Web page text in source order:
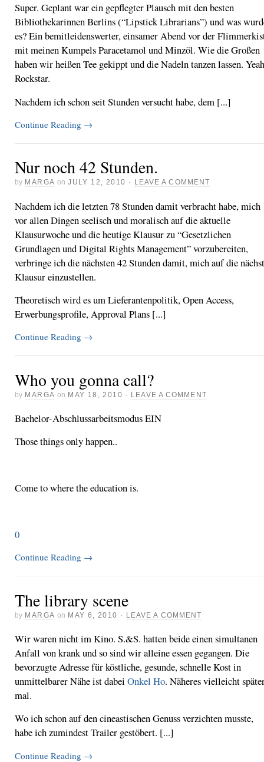
Super. Geplant war ein gepflegter Plausch mit den besten
Bibliothekarinnen Berlins (“Lipstick Librarians”) und was
es? Ein bemitleidenswerter, einsamer Abend vor der
mit meinen Kumpels Paracetamol und Minzöl. Wie die Großen
haben wir heißen Tee gekippt und die Nadeln tanzen lassen.
Rockstar.
Nachdem ich schon seit Stunden versucht habe, dem [...]
Continue Reading →
Nur noch 42 Stunden.
by MARGA on JULY 12, 2010 · LEAVE A COMMENT
Nachdem ich die letzten 78 Stunden damit verbracht habe, mich
vor allen Dingen seelisch und moralisch auf die aktuelle
Klausurwoche und die heutige Klausur zu “Gesetzlichen
Grundlagen und Digital Rights Management” vorzubereiten,
verbringe ich die nächsten 42 Stunden damit, mich auf die
Klausur einzustellen.
Theoretisch wird es um Lieferantenpolitik, Open Access,
Erwerbungsprofile, Approval Plans [...]
Continue Reading →
Who you gonna call?
by MARGA on MAY 18, 2010 · LEAVE A COMMENT
Bachelor-Abschlussarbeitsmodus EIN
Those things only happen..
Come to where the education is.
0
Continue Reading →
The library scene
by MARGA on MAY 6, 2010 · LEAVE A COMMENT
Wir waren nicht im Kino. S.&S. hatten beide einen simultanen
Anfall von krank und so sind wir alleine essen gegangen. Die
bevorzugte Adresse für köstliche, gesunde, schnelle Kost in
unmittelbarer Nähe ist dabei Onkel Ho. Näheres vielleicht
mal.
Wo ich schon auf den cineastischen Genuss verzichten musste,
habe ich zumindest Trailer gestöbert. [...]
Continue Reading →